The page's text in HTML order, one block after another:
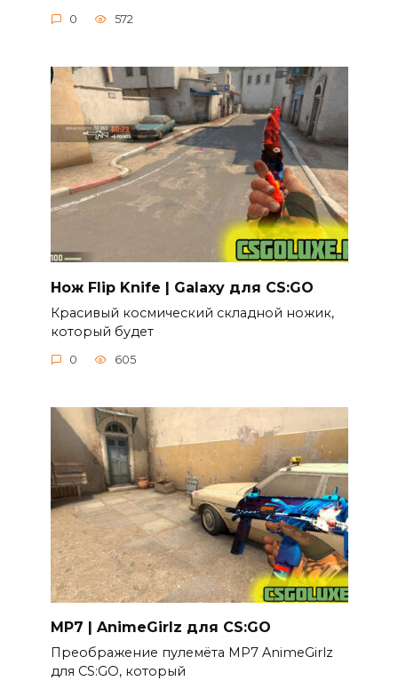
0 572
Нож Flip Knife | Galaxy для CS:GO
Красивый космический складной ножик,
который будет
0 605
MP7 | AnimeGirlz для CS:GO
Преображение пулемёта MP7 AnimeGirlz
для CS:GO, который